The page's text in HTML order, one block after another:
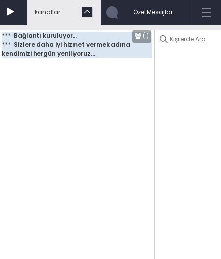
Kanallar Özel Mesajlar
( )
*** Bağlantı kuruluyor...
*** Sizlere daha iyi hizmet vermek adına
kendimizi hergün yeniliyoruz...